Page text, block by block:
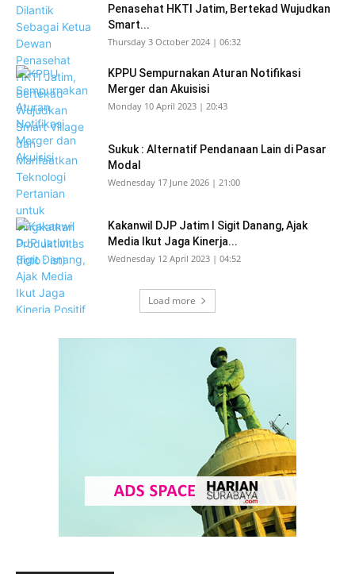
Penasehat HKTI Jatim, Bertekad Wujudkan
Smart...
Thursday 3 October 2024 | 06:32
KPPU Sempurnakan Aturan Notifikasi
Merger dan Akuisisi
Monday 10 April 2023 | 20:43
Sukuk : Alternatif Pendanaan Lain di Pasar
Modal
Wednesday 17 June 2026 | 21:00
Kakanwil DJP Jatim I Sigit Danang, Ajak
Media Ikut Jaga Kinerja...
Wednesday 12 April 2023 | 04:52
Load more